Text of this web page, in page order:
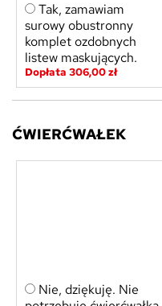
Tak, zamawiam
surowy obustronny
komplet ozdobnych
listew maskujących.
Dopłata 306,00 zł
ĆWIERĆWAŁEK
Nie, dziękuję. Nie